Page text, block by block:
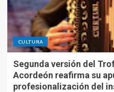
CULTURA
Segunda versión del
Acordeón reafirma su
profesionalización del